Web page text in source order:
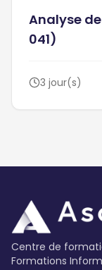
Analyse
041)
3 jour(s)
Centre de
Formations